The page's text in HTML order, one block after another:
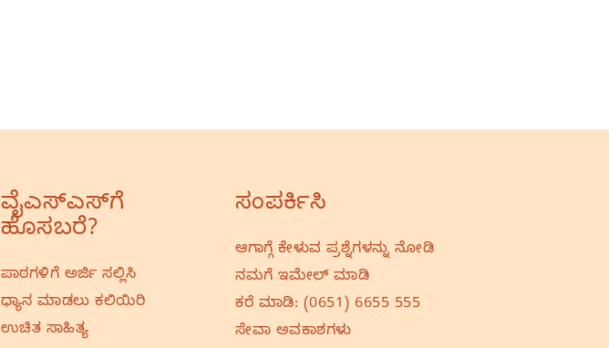
ವೈಎಸ್‌ಎಸ್‌ಗೆ
ಹೊಸಬರೆ?
ಪಾಠಗಳಿಗೆ ಅರ್ಜಿ ಸಲ್ಲಿಸಿ
ಧ್ಯಾನ ಮಾಡಲು ಕಲಿಯಿರಿ
ಉಚಿತ ಸಾಹಿತ್ಯ
ಸಂಪರ್ಕಿಸಿ
ಆಗಾಗ್ಗೆ ಕೇಳುವ ಪ್ರಶ್ನೆಗಳನ್ನು ನೋಡಿ
ನಮಗೆ ಇಮೇಲ್‌ ಮಾಡಿ
ಕರೆ ಮಾಡಿ: (0651) 6655 555
ಸೇವಾ ಅವಕಾಶಗಳು